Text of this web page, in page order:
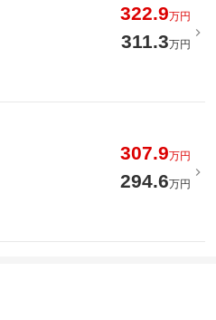
322.9万円
311.3万円
307.9万円
294.6万円